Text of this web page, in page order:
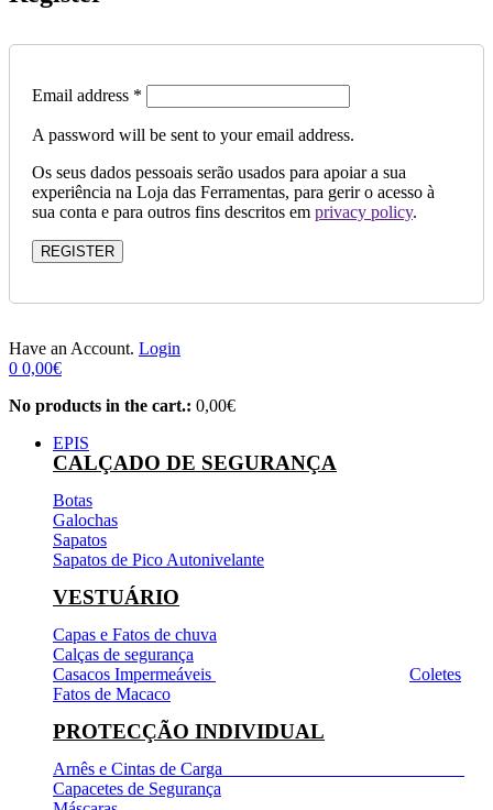
Email address *
A password will be sent to your email address.
Os seus dados pessoais serão usados ​​para apoiar a sua
experiência na Loja das Ferramentas, para gerir o acesso à
sua conta e para outros fins descritos em privacy policy.
REGISTER
Have an Account. Login
0 0,00€
No products in the cart.: 0,00€
EPIS
CALÇADO DE SEGURANÇA
Botas
Galochas
Sapatos
Sapatos de Pico Autonivelante
VESTUÁRIO
Capas e Fatos de chuva
Calças de segurança
Casacos Impermeáveis
Coletes
Fatos de Macaco
PROTECÇÃO INDIVIDUAL
Arnês e Cintas de Carga
Capacetes de Segurança